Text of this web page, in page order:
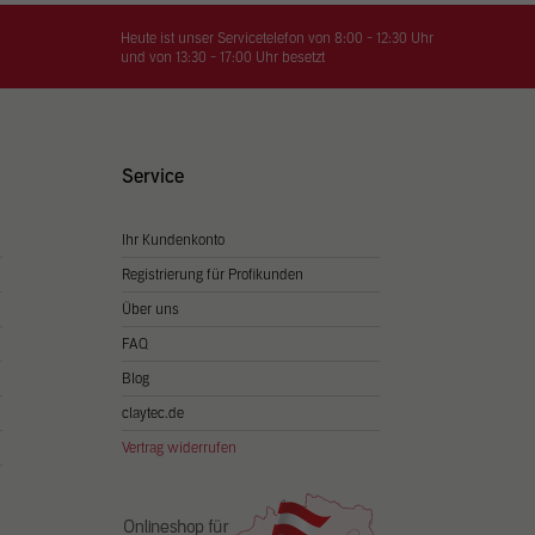
Heute ist unser Servicetelefon von 8:00 - 12:30 Uhr
und von 13:30 - 17:00 Uhr besetzt
Service
Ihr Kundenkonto
Registrierung für Profikunden
Über uns
FAQ
Blog
claytec.de
Vertrag widerrufen
Sie